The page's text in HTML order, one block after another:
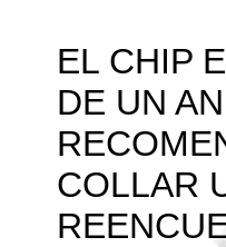
EL CHIP
DE UN
COLLAR